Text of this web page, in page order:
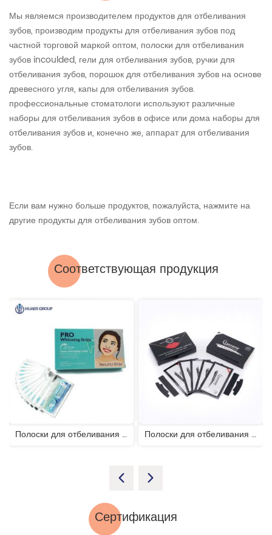
Мы являемся производителем продуктов для отбеливания
зубов, производим продукты для отбеливания зубов под
частной торговой маркой оптом, полоски для отбеливания
зубов incoulded, гели для отбеливания зубов, ручки для
отбеливания зубов, порошок для отбеливания зубов на основе
древесного угля, капы для отбеливания зубов.
профессиональные стоматологи используют различные
наборы для отбеливания зубов в офисе или дома наборы для
отбеливания зубов и, конечно же, аппарат для отбеливания
зубов.
Если вам нужно больше продуктов, пожалуйста, нажмите на
другие продукты для отбеливания зубов оптом.
Соответствующая продукция
Полоски для отбеливания зубов с перекисью под частной торговой маркой Полоски для отбеливания зубов с активированным углем
Сертификация